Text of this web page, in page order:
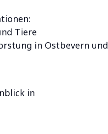
Tiere
in Ostbevern und
in